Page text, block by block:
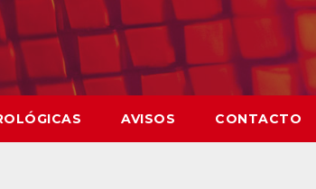
AVISOS CONTACTO